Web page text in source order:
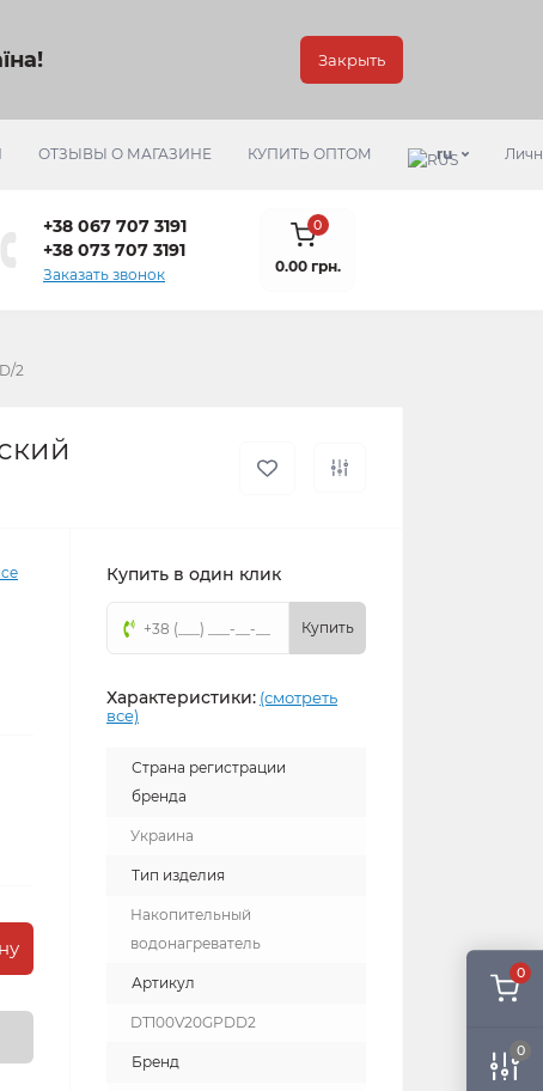
0
0
Закрыть
ОТЗЫВЫ О МАГАЗИНЕ КУПИТЬ ОПТОМ ru
+38 067 707 3191
+38 073 707 3191
Заказать звонок
0
0.00 грн.
2
Купить в один клик
Купить
Характеристики: (смотреть
все)
Страна регистрации
бренда
Украина
Тип изделия
Накопительный
водонагреватель
Артикул
DT100V20GPDD2
Бренд